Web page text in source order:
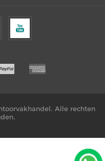
Alle rechten